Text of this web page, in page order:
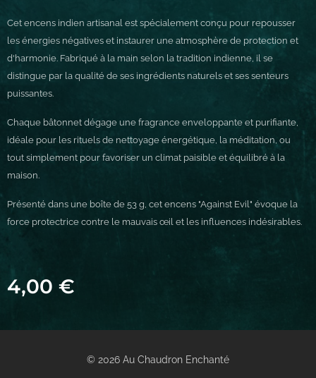
Cet encens indien artisanal est spécialement conçu pour repousser
les énergies négatives et instaurer une atmosphère de protection et
d'harmonie. Fabriqué à la main selon la tradition indienne, il se
distingue par la qualité de ses ingrédients naturels et ses senteurs
puissantes.
Chaque bâtonnet dégage une fragrance enveloppante et purifiante,
idéale pour les rituels de nettoyage énergétique, la méditation, ou
tout simplement pour favoriser un climat paisible et équilibré à la
maison.
Présenté dans une boîte de 53 g, cet encens "Against Evil" évoque la
force protectrice contre le mauvais œil et les influences indésirables.
4,00 €
© 2026 Au Chaudron Enchanté